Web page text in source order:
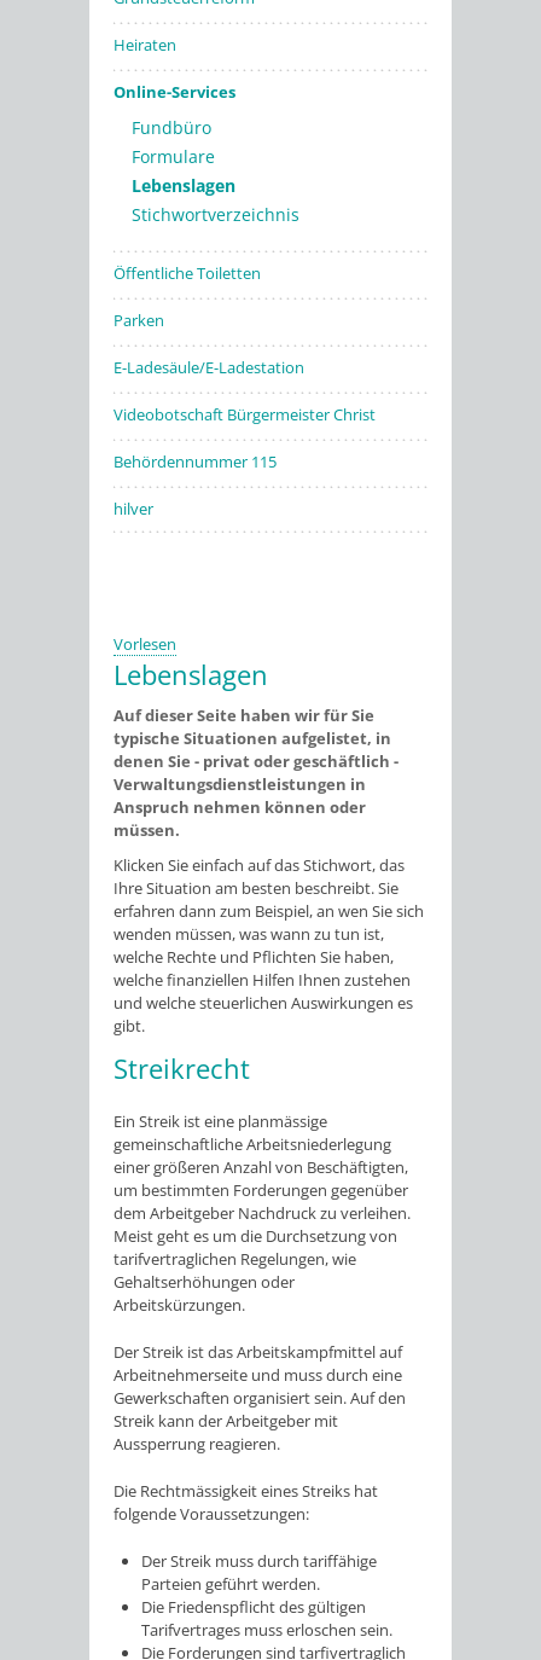
Heiraten
Online-Services
Fundbüro
Formulare
Lebenslagen
Stichwortverzeichnis
Öffentliche Toiletten
Parken
E-Ladesäule/E-Ladestation
Videobotschaft Bürgermeister Christ
Behördennummer 115
hilver
Vorlesen
Lebenslagen
Auf dieser Seite haben wir für Sie
typische Situationen aufgelistet, in
denen Sie - privat oder geschäftlich -
Verwaltungsdienstleistungen in
Anspruch nehmen können oder
müssen.
Klicken Sie einfach auf das Stichwort, das
Ihre Situation am besten beschreibt. Sie
erfahren dann zum Beispiel, an wen Sie sich
wenden müssen, was wann zu tun ist,
welche Rechte und Pflichten Sie haben,
welche finanziellen Hilfen Ihnen zustehen
und welche steuerlichen Auswirkungen es
gibt.
Streikrecht
Ein Streik ist eine planmässige
gemeinschaftliche Arbeitsniederlegung
einer größeren Anzahl von Beschäftigten,
um bestimmten Forderungen gegenüber
dem Arbeitgeber Nachdruck zu verleihen.
Meist geht es um die Durchsetzung von
tarifvertraglichen Regelungen, wie
Gehaltserhöhungen oder
Arbeitskürzungen.
Der Streik ist das Arbeitskampfmittel auf
Arbeitnehmerseite und muss durch eine
Gewerkschaften organisiert sein. Auf den
Streik kann der Arbeitgeber mit
Aussperrung reagieren.
Die Rechtmässigkeit eines Streiks hat
folgende Voraussetzungen:
Der Streik muss durch tariffähige
Parteien geführt werden.
Die Friedenspflicht des gültigen
Tarifvertrages muss erloschen sein.
Die Forderungen sind tarfivertraglich